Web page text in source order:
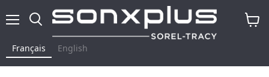
Français English